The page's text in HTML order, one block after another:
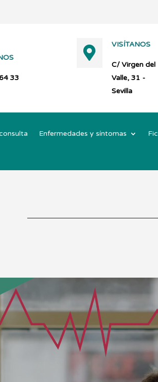
33

VISÍTANOS
C/ Virgen del
Valle, 31 -
Sevilla
Enfermedades y síntomas